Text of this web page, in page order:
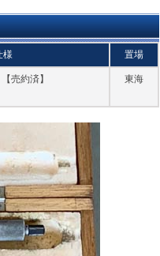
様 置場
売約済】 東海